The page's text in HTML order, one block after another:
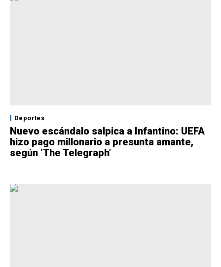
Deportes
Nuevo escándalo salpica a Infantino: UEFA
hizo pago millonario a presunta amante,
según ‘The Telegraph’